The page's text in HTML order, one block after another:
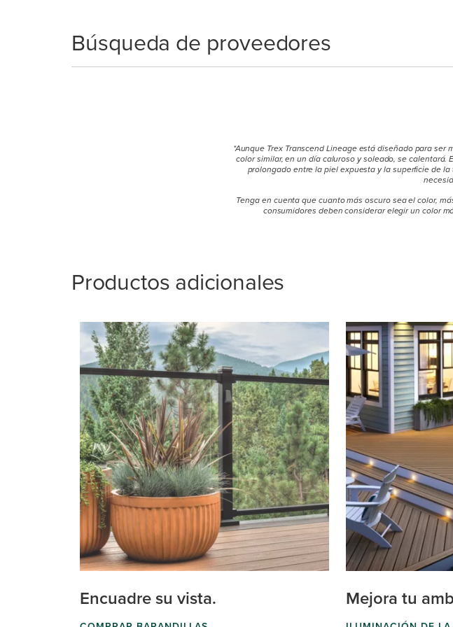
Búsqueda de proveedores
*Aunque Trex Transcend Lineage está diseñado para
color similar, en un día caluroso y soleado, se
prolongado entre la piel expuesta y la superficie de
Tenga en cuenta que cuanto más oscuro sea el color,
consumidores deben considerar elegir un color
Productos adicionales
Encuadre su vista. Mejora tu